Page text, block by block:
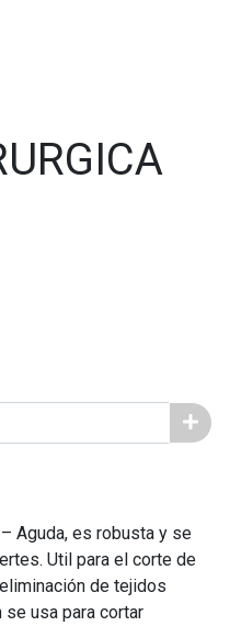
Aguda, es robusta y se
Util para el corte de
de tejidos
usa para cortar